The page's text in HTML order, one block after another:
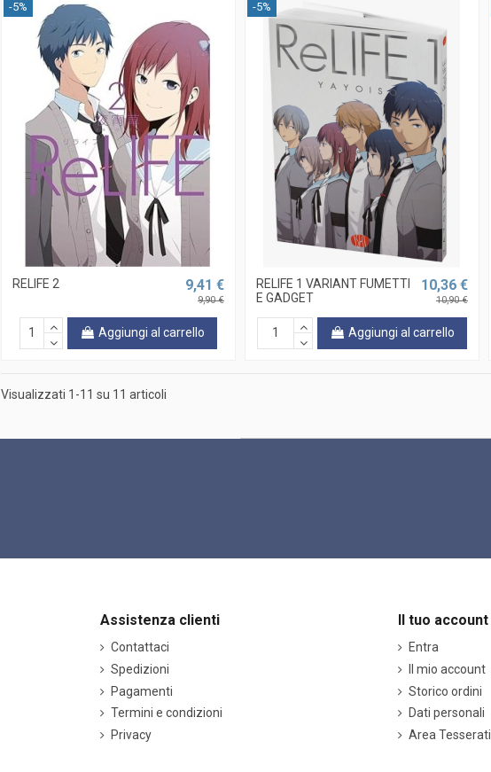
-5%
RELIFE 2 9,41 €
9,90 €
Aggiungi al carrello
-5%
RELIFE 1 VARIANT FUMETTI
E GADGET
10,36 €
10,90 €
Aggiungi al carrello
Visualizzati 1-11 su 11 articoli
Assistenza clienti
Contattaci
Spedizioni
Pagamenti
Termini e condizioni
Privacy
Il tuo account
Entra
Il mio account
Storico ordini
Dati personali
Area Tesserati